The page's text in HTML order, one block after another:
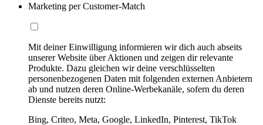
Marketing per Customer-Match
Mit deiner Einwilligung informieren wir dich auch abseits
unserer Website über Aktionen und zeigen dir relevante
Produkte. Dazu gleichen wir deine verschlüsselten
personenbezogenen Daten mit folgenden externen Anbietern
ab und nutzen deren Online-Werbekanäle, sofern du deren
Dienste bereits nutzt:
Bing, Criteo, Meta, Google, LinkedIn, Pinterest, TikTok